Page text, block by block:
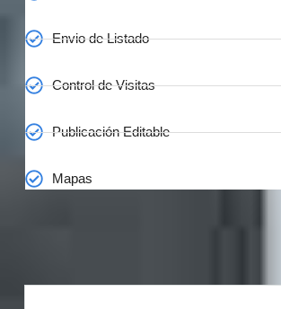
Envio de Listado
Control de Visitas
Publicación Editable
Mapas